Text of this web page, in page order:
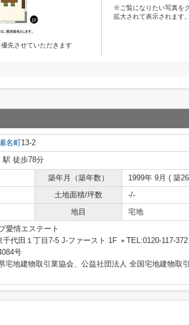
先させていただきます
※ご覧になりたい写真を
拡大されて表示されます。
名町13-2
駅 徒歩78分
築年月（築年数）
1999年 9月 ( 築
土地面積/坪数
-/-
地目 宅地
愛情エステート
千代田１丁目7-5 J-ファースト 1F
TEL:0120-117-372
号
宅地建物取引業協会、公益社団法人 全国宅地建物取